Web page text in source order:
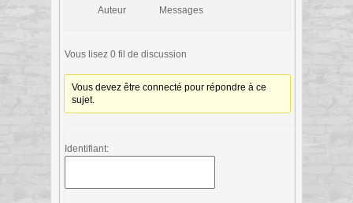
Auteur Messages
Vous lisez 0 fil de discussion
Vous devez être connecté pour répondre à ce
sujet.
Identifiant: